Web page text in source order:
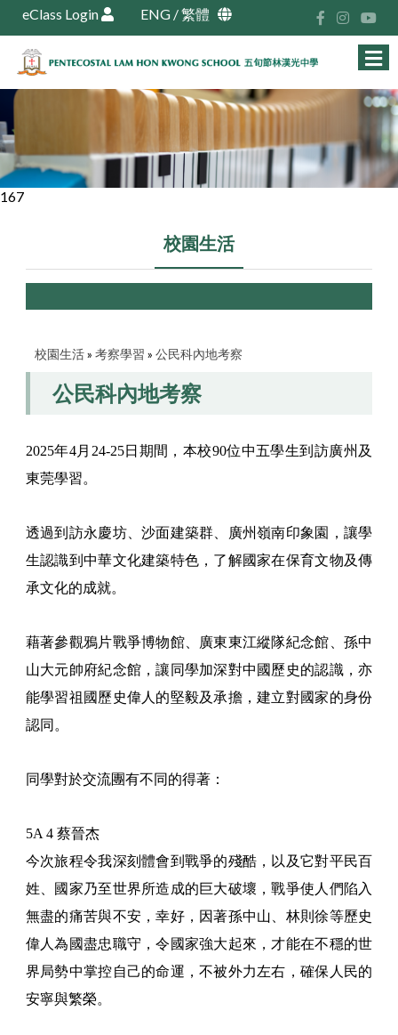
eClass Login ENG /繁體
167
校園生活
校園生活» 考察學習 » 公民科內地考察
公民科內地考察
2025年4月24-25日期間，本校90位中五學生到訪廣州及
東莞學習。
透過到訪永慶坊、沙面建築群、廣州嶺南印象園，讓學
生認識到中華文化建築特色，了解國家在保育文物及傳
承文化的成就。
藉著參觀鴉片戰爭博物館、廣東東江縱隊紀念館、孫中
山大元帥府紀念館，讓同學加深對中國歷史的認識，亦
能學習祖國歷史偉人的堅毅及承擔，建立對國家的身份
認同。
同學對於交流團有不同的得著：
5A 4 蔡晉杰
今次旅程令我深刻體會到戰爭的殘酷，以及它對平民百
姓、國家乃至世界所造成的巨大破壞，戰爭使人們陷入
無盡的痛苦與不安，幸好，因著孫中山、林則徐等歷史
偉人為國盡忠職守，令國家強大起來，才能在不穩的世
界局勢中掌控自己的命運，不被外力左右，確保人民的
安寧與繁榮。